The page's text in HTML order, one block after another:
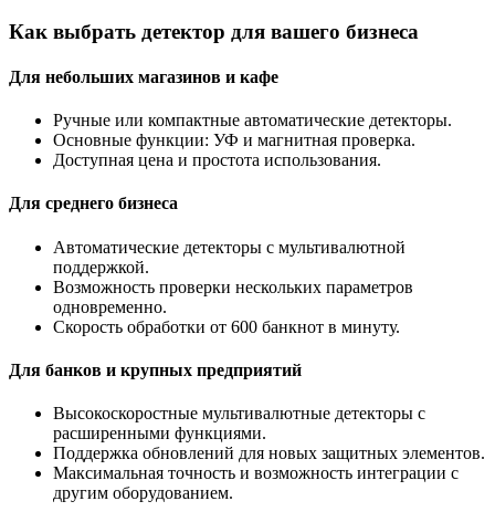
Как выбрать детектор для вашего бизнеса
Для небольших магазинов и кафе
Ручные или компактные автоматические детекторы.
Основные функции: УФ и магнитная проверка.
Доступная цена и простота использования.
Для среднего бизнеса
Автоматические детекторы с мультивалютной
поддержкой.
Возможность проверки нескольких параметров
одновременно.
Скорость обработки от 600 банкнот в минуту.
Для банков и крупных предприятий
Высокоскоростные мультивалютные детекторы с
расширенными функциями.
Поддержка обновлений для новых защитных элементов.
Максимальная точность и возможность интеграции с
другим оборудованием.